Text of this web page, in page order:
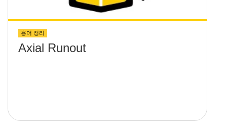
용어 정리
Axial Runout